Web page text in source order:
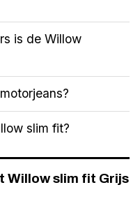
is de Willow
slim fit?
Willow slim fit Grijs